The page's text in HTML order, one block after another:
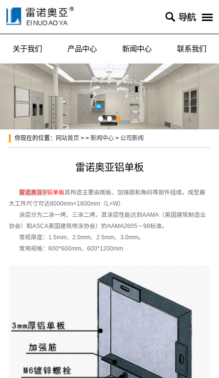

关于我们 产品中心 新闻中心 联系我们
你现在的位置： 网站首页 > >新闻中心 >公司新闻
雷诺奥亚铝单板
雷诺奥亚®铝单板其构造主要由面板、加强筋和角码等部件组成。成型最
大工件尺寸可达8000mm×1800mm（L×W）
涂层分为二涂一烤、三涂二烤，其涂层性能达到AAMA（美国建筑制造业
协会）和ASCA美国建筑喷涂协会）的AAMA2605－98标准。
常规厚度：1.5mm、2.0mm、2.5mm、3.0mm。
常用规格：600*600mm、600*1200mm